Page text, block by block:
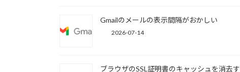
Gmailのメールの表示間隔がおかしい
2026-07-14
ブラウザのSSL証明書のキャッシュを消去す